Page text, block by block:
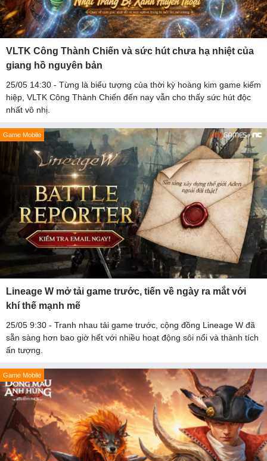
VLTK Công Thành Chiến và sức hút chưa hạ nhiệt của
giang hồ nguyên bản
25/05 14:30 - Từng là biểu tượng của thời kỳ hoàng kim game kiếm
hiệp, VLTK Công Thành Chiến đến nay vẫn cho thấy sức hút độc
nhất vô nhị.
Game Mobile
Lineage W mở tải game trước, tiến về ngày ra mắt với
khí thế mạnh mẽ
25/05 9:30 - Tranh nhau tải game trước, cộng đồng Lineage W đã
sẵn sàng hơn bao giờ hết với nhiều hoạt động sôi nổi và thành tích
ấn tượng.
Game Mobile